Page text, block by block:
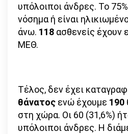
υπόλοιποι άνδρες. To
νόσημα ή είναι
άνω. 118 ασθενείς έχουν
ΜΕΘ.
Τέλος, δεν έχει
θάνατος ενώ έχουμε 190
στη χώρα. Οι 60 (31,6%)
υπόλοιποι άνδρες. Η